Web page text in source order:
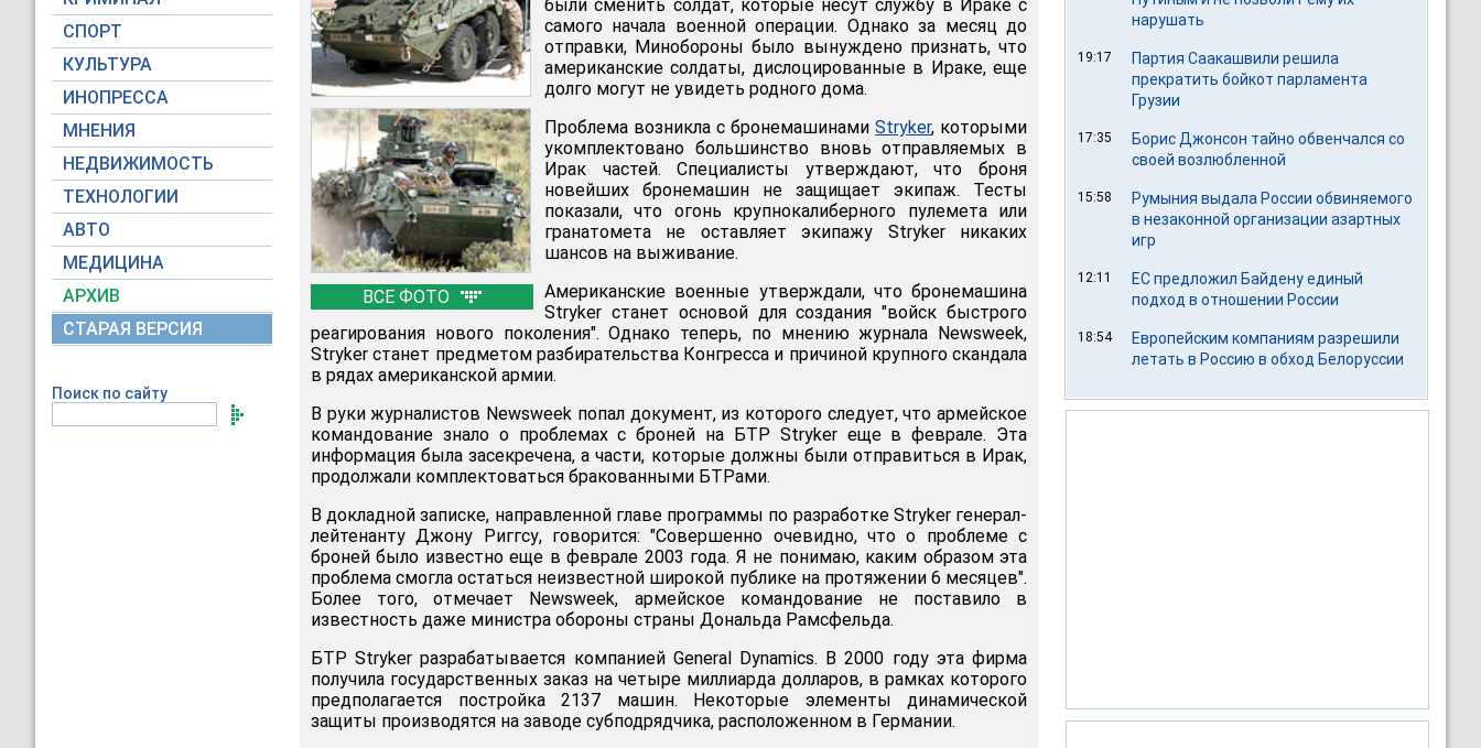
СПОРТ
КУЛЬТУРА
ИНОПРЕССА
МНЕНИЯ
НЕДВИЖИМОСТЬ
ТЕХНОЛОГИИ
АВТО
МЕДИЦИНА
АРХИВ
СТАРАЯ ВЕРСИЯ
Поиск по сайту
ВСЕ ФОТО
были сменить солдат, которые несут службу в Ираке с
самого начала военной операции. Однако за месяц до
отправки, Минобороны было вынуждено признать, что
американские солдаты, дислоцированные в Ираке, еще
долго могут не увидеть родного дома.
Проблема возникла с бронемашинами Stryker, которыми
укомплектовано большинство вновь отправляемых в
Ирак частей. Специалисты утверждают, что броня
новейших бронемашин не защищает экипаж. Тесты
показали, что огонь крупнокалиберного пулемета или
гранатомета не оставляет экипажу Stryker никаких
шансов на выживание.
Американские военные утверждали, что бронемашина
Stryker станет основой для создания "войск быстрого
реагирования нового поколения". Однако теперь, по мнению журнала Newsweek,
Stryker станет предметом разбирательства Конгресса и причиной крупного скандала
в рядах американской армии.
В руки журналистов Newsweek попал документ, из которого следует, что армейское
командование знало о проблемах с броней на БТР Stryker еще в феврале. Эта
информация была засекречена, а части, которые должны были отправиться в Ирак,
продолжали комплектоваться бракованными БТРами.
В докладной записке, направленной главе программы по разработке Stryker генерал-
лейтенанту Джону Риггсу, говорится: "Совершенно очевидно, что о проблеме с
броней было известно еще в феврале 2003 года. Я не понимаю, каким образом эта
проблема смогла остаться неизвестной широкой публике на протяжении 6 месяцев".
Более того, отмечает Newsweek, армейское командование не поставило в
известность даже министра обороны страны Дональда Рамсфельда.
БТР Stryker разрабатывается компанией General Dynamics. В 2000 году эта фирма
получила государственных заказ на четыре миллиарда долларов, в рамках которого
предполагается постройка 2137 машин. Некоторые элементы динамической
защиты производятся на заводе субподрядчика, расположенном в Германии.
нарушать
19:17
Партия Саакашвили решила
прекратить бойкот парламента
Грузии
17:35
Борис Джонсон тайно обвенчался со
своей возлюбленной
15:58
Румыния выдала России обвиняемого
в незаконной организации азартных
игр
12:11
ЕС предложил Байдену единый
подход в отношении России
18:54
Европейским компаниям разрешили
летать в Россию в обход Белоруссии